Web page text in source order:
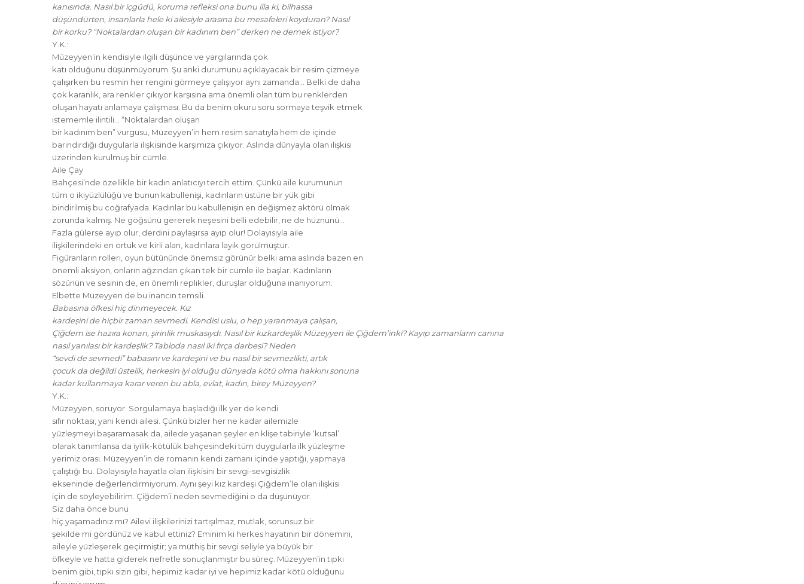
kanısında. Nasıl bir içgüdü, koruma refleksi ona bunu illa ki, bilhassa
düşündürten, insanlarla hele ki ailesiyle arasına bu mesafeleri koyduran? Nasıl
bir korku? “Noktalardan oluşan bir kadınım ben” derken ne demek istiyor?
Y.K.:
Müzeyyen’in kendisiyle ilgili düşünce ve yargılarında çok
katı olduğunu düşünmüyorum. Şu anki durumunu açıklayacak bir resim çizmeye
çalışırken bu resmin her rengini görmeye çalışıyor aynı zamanda… Belki de daha
çok karanlık, ara renkler çıkıyor karşısına ama önemli olan tüm bu renklerden
oluşan hayatı anlamaya çalışması. Bu da benim okuru soru sormaya teşvik etmek
istememle ilintili… “Noktalardan oluşan
bir kadınım ben” vurgusu, Müzeyyen’in hem resim sanatıyla hem de içinde
barındırdığı duygularla ilişkisinde karşımıza çıkıyor. Aslında dünyayla olan ilişkisi
üzerinden kurulmuş bir cümle.
Aile Çay
Bahçesi’nde özellikle bir kadın anlatıcıyı tercih ettim. Çünkü aile kurumunun
tüm o ikiyüzlülüğü ve bunun kabullenişi, kadınların üstüne bir yük gibi
bindirilmiş bu coğrafyada. Kadınlar bu kabullenişin en değişmez aktörü olmak
zorunda kalmış. Ne göğsünü gererek neşesini belli edebilir, ne de hüznünü…
Fazla gülerse ayıp olur, derdini paylaşırsa ayıp olur! Dolayısıyla aile
ilişkilerindeki en örtük ve kirli alan, kadınlara layık görülmüştür.
Figüranların rolleri, oyun bütününde önemsiz görünür belki ama aslında bazen en
önemli aksiyon, onların ağzından çıkan tek bir cümle ile başlar. Kadınların
sözünün ve sesinin de, en önemli replikler, duruşlar olduğuna inanıyorum.
Elbette Müzeyyen de bu inancın temsili.
Babasına öfkesi hiç dinmeyecek. Kız
kardeşini de hiçbir zaman sevmedi. Kendisi uslu, o hep yaranmaya çalışan,
Çiğdem ise hazıra konan, şirinlik muskasıydı. Nasıl bir kızkardeşlik Müzeyyen ile Çiğdem’inki? Kayıp zamanların canına
nasıl yanılası bir kardeşlik? Tabloda nasıl iki fırça darbesi? Neden
“sevdi de sevmedi” babasını ve kardeşini ve bu nasıl bir sevmezlikti, artık
çocuk da değildi üstelik, herkesin iyi olduğu dünyada kötü olma hakkını sonuna
kadar kullanmaya karar veren bu abla, evlat, kadın, birey Müzeyyen?
Y.K.:
Müzeyyen, soruyor. Sorgulamaya başladığı ilk yer de kendi
sıfır noktası, yani kendi ailesi. Çünkü bizler her ne kadar ailemizle
yüzleşmeyi başaramasak da, ailede yaşanan şeyler en klişe tabiriyle ‘kutsal’
olarak tanımlansa da iyilik-kötülük bahçesindeki tüm duygularla ilk yüzleşme
yerimiz orası. Müzeyyen’in de romanın kendi zamanı içinde yaptığı, yapmaya
çalıştığı bu. Dolayısıyla hayatla olan ilişkisini bir sevgi-sevgisizlik
ekseninde değerlendirmiyorum. Aynı şeyi kız kardeşi Çiğdem’le olan ilişkisi
için de söyleyebilirim. Çiğdem’i neden sevmediğini o da düşünüyor.
Siz daha önce bunu
hiç yaşamadınız mı? Ailevi ilişkilerinizi tartışılmaz, mutlak, sorunsuz bir
şekilde mi gördünüz ve kabul ettiniz? Eminim ki herkes hayatının bir dönemini,
aileyle yüzleşerek geçirmiştir; ya müthiş bir sevgi seliyle ya büyük bir
öfkeyle ve hatta giderek nefretle sonuçlanmıştır bu süreç. Müzeyyen’in tıpkı
benim gibi, tıpkı sizin gibi, hepimiz kadar iyi ve hepimiz kadar kötü olduğunu